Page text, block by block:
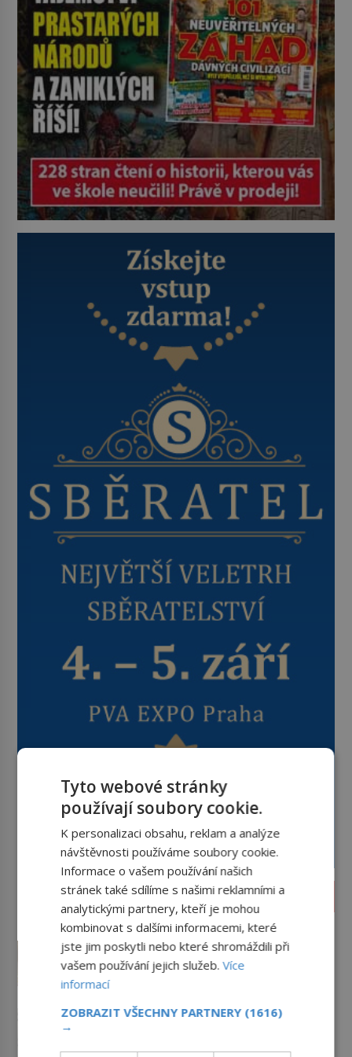
bez něhož si muži 19. […]
LIFESTYLE
Papírový sáček, který změnil
nakupování: Za jeho vznikem
stojí odvážná žena i soudní
drama
Dnes do něj bez přemýšlení
ukládáme pečivo, ovoce nebo
plochým dnem působí jako
Jak se dočkat stovky?
prodlužují život
Proč někdo sfoukne sto svíček na
Tyto webové stránky
používají soubory cookie.
K personalizaci obsahu, reklam a analýze
návštěvnosti používáme soubory cookie.
Informace o vašem používání našich
stránek také sdílíme s našimi reklamními a
analytickými partnery, kteří je mohou
kombinovat s dalšími informacemi, které
jste jim poskytli nebo které shromáždili při
vašem používání jejich služeb.Více
informací
ZOBRAZIT VŠECHNY PARTNERY (1616)
→